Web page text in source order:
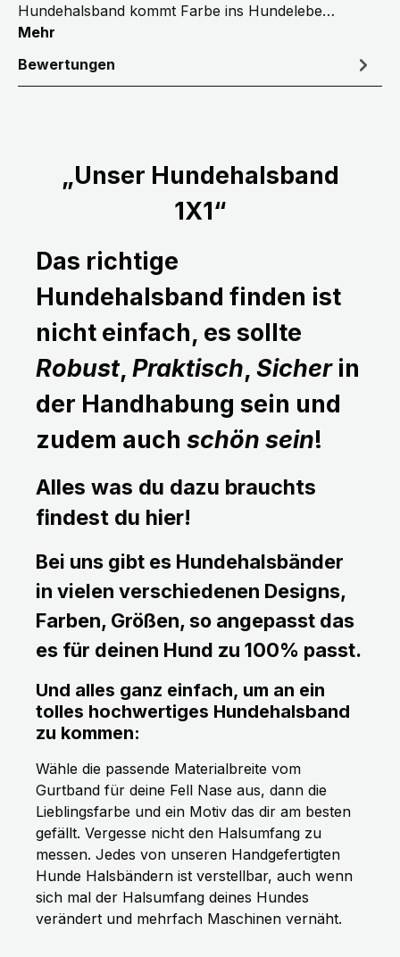
Hundehalsband kommt Farbe ins Hundelebe…
Mehr
Bewertungen
„Unser Hundehalsband
1X1“
Das richtige
Hundehalsband finden ist
nicht einfach, es sollte
Robust, Praktisch, Sicherin
der Handhabung sein und
zudem auch schön sein!
Alles was du dazu brauchts
findest du hier!
Bei uns gibt es Hundehalsbänder
in vielen verschiedenen Designs,
Farben, Größen, so angepasst das
es für deinen Hund zu 100% passt.
Und alles ganz einfach, um an ein
tolles hochwertiges Hundehalsband
zu kommen:
Wähle die passende Materialbreite vom
Gurtband für deine Fell Nase aus, dann die
Lieblingsfarbe und ein Motiv das dir am besten
gefällt. Vergesse nicht den Halsumfang zu
messen. Jedes von unseren Handgefertigten
Hunde Halsbändern ist verstellbar, auch wenn
sich mal der Halsumfang deines Hundes
verändert und mehrfach Maschinen vernäht.